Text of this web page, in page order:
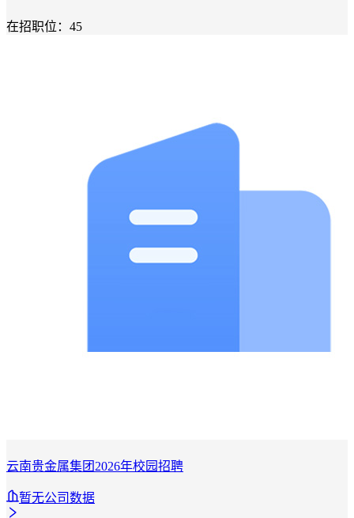
在招职位：45
云南贵金属集团2026年校园招聘
暂无公司数据